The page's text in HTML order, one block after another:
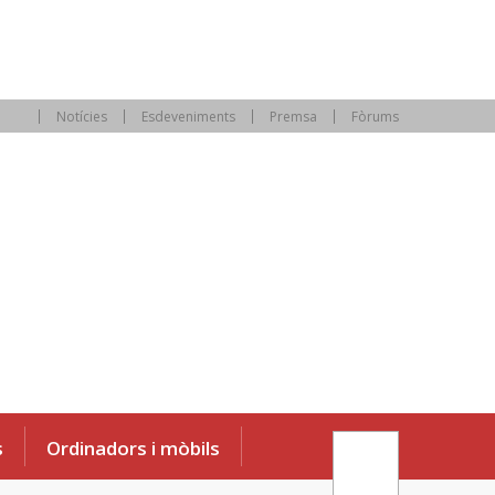
Notícies Esdeveniments Premsa Fòrums
Ordinadors i mòbils